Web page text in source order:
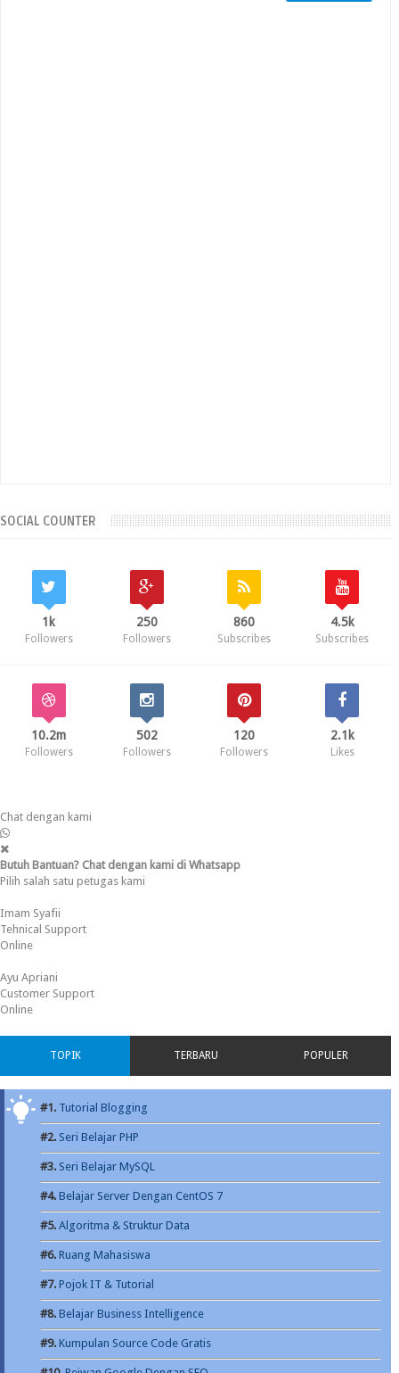
SOCIAL COUNTER
1k
Followers
250
Followers
860
Subscribes
4.5k
Subscribes
10.2m
Followers
502
Followers
120
Followers
2.1k
Likes
Chat dengan kami
Butuh Bantuan? Chat dengan kami di Whatsapp
Pilih salah satu petugas kami
Imam Syafii
Tehnical Support
Online
Ayu Apriani
Customer Support
Online
TOPIK TERBARU POPULER
#1. Tutorial Blogging
#2. Seri Belajar PHP
#3. Seri Belajar MySQL
#4. Belajar Server Dengan CentOS 7
#5. Algoritma & Struktur Data
#6. Ruang Mahasiswa
#7. Pojok IT & Tutorial
#8. Belajar Business Intelligence
#9. Kumpulan Source Code Gratis